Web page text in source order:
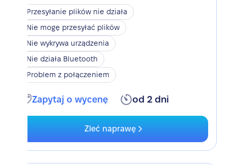
Przesyłanie plików nie działa
Nie mogę przesyłać plików
Nie wykrywa urządzenia
Nie działa Bluetooth
Problem z połączeniem
Zapytaj o wycenę od 2 dni
Zleć naprawę